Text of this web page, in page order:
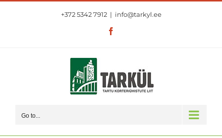
Skip
+372 5342 7912 | info@tarkyl.ee
Go to...